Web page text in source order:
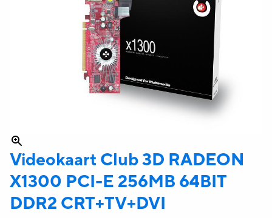
Videokaart Club 3D RADEON
X1300 PCI-E 256MB 64BIT
DDR2 CRT+TV+DVI